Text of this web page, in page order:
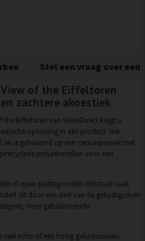
Stel een vraag over een
of the Eiffeltoren
zachtere akoestiek
the Eiffeltoren van SilentDirect krijgt u
oplossing in één product. Het
is gebaseerd op een canvaspaneel met
polyestercellen voor een
of open plattegronden ontstaat vaak
dit door een deel van de geluidsgolven
meer gebalanceerde
veel echo of een hoog geluidsniveau